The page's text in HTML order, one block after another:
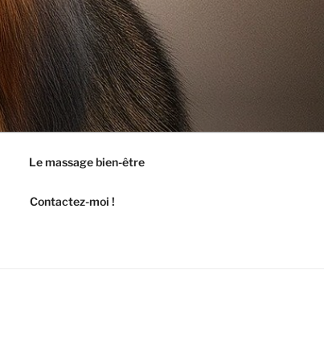
Le massage bien-être
Contactez-moi !